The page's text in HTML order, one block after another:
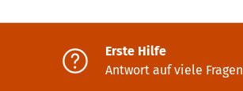
Erste Hilfe
Antwort auf viele Fragen